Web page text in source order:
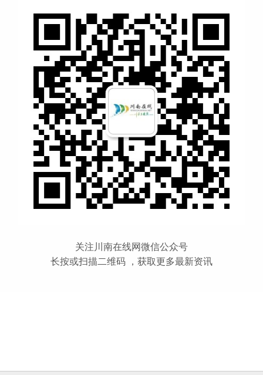
关注川南在线网微信公众号
长按或扫描二维码 ，获取更多最新资讯